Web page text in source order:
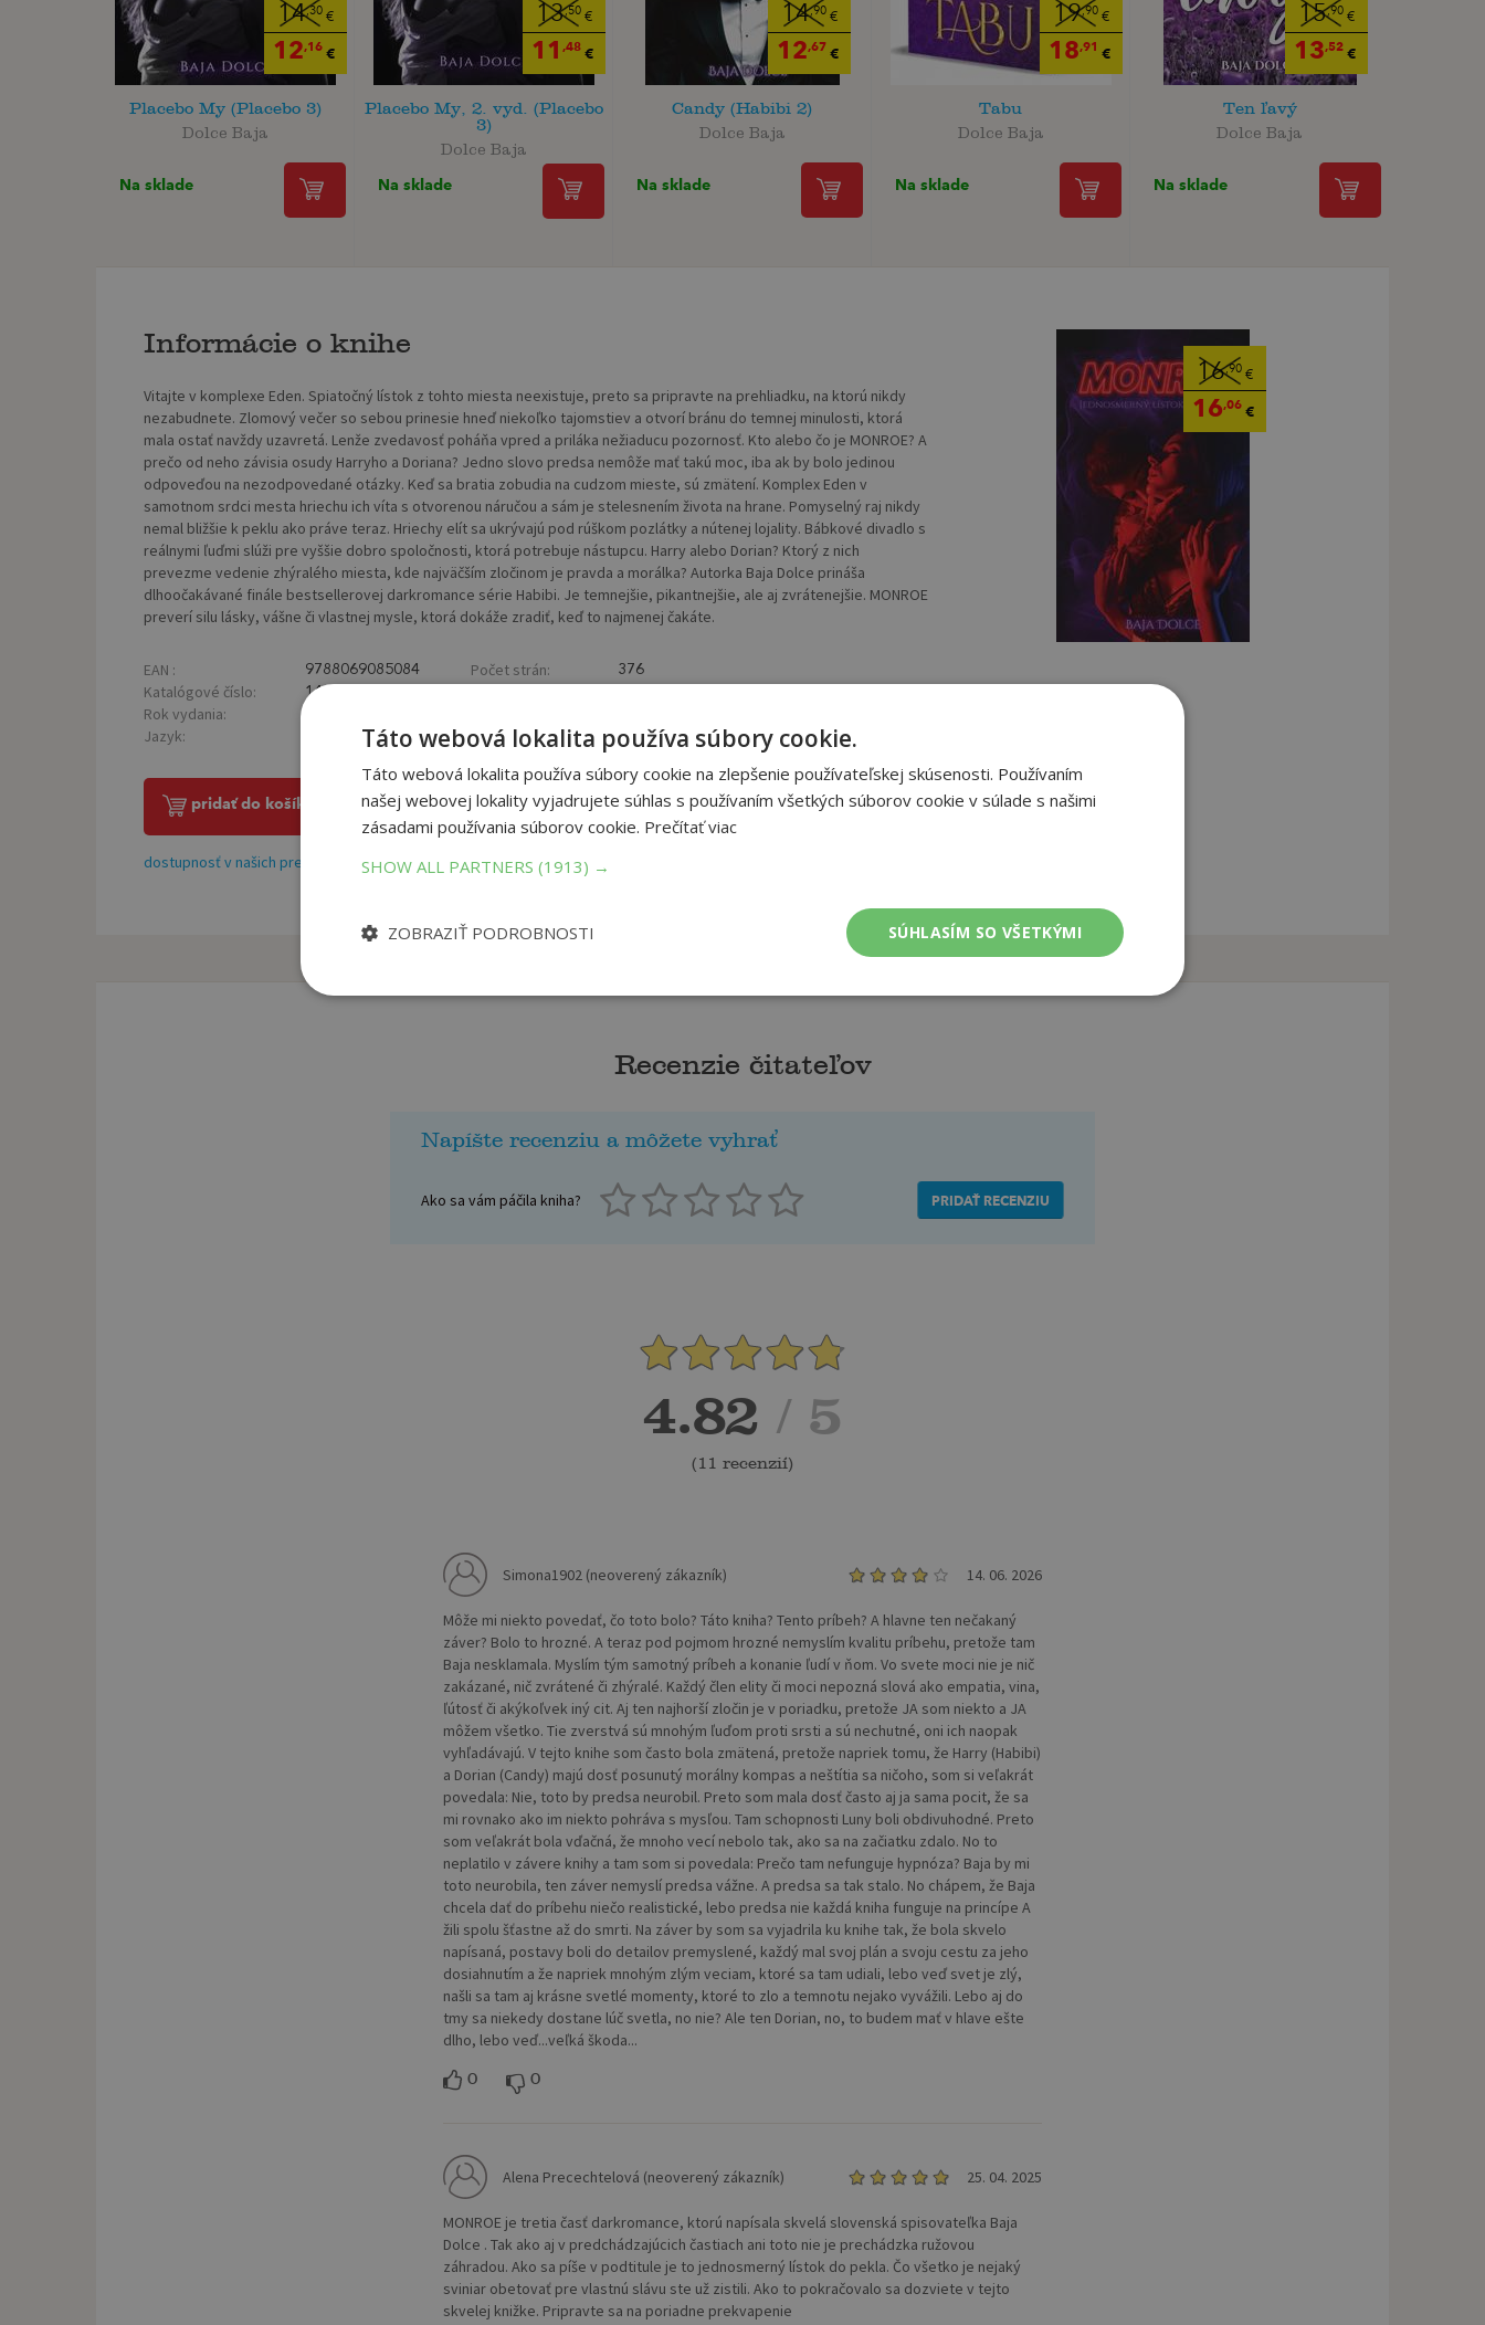
14,30 €
12,16 €
Placebo My (Placebo 3)
Dolce Baja
Na sklade
13,50 €
11 ,48 €
Placebo My, 2. vyd. (Placebo
3)
Dolce Baja
Na sklade
14,90 €
12,67 €
Candy (Habibi 2)
Dolce Baja
Na sklade
19,90 €
18,91 €
Tabu
Dolce Baja
Na sklade
15,90 €
13,52 €
Ten ľavý
Dolce Baja
Na sklade
Informácie o knihe
Vitajte v komplexe Eden. Spiatočný lístok z tohto miesta neexistuje, preto sa pripravte na prehliadku, na ktorú nikdy
nezabudnete. Zlomový večer so sebou prinesie hneď niekoľko tajomstiev a otvorí bránu do temnej minulosti, ktorá
mala ostať navždy uzavretá. Lenže zvedavosť poháňa vpred a priláka nežiaducu pozornosť. Kto alebo čo je MONROE? A
prečo od neho závisia osudy Harryho a Doriana? Jedno slovo predsa nemôže mať takú moc, iba ak by bolo jedinou
odpoveďou na nezodpovedané otázky. Keď sa bratia zobudia na cudzom mieste, sú zmätení. Komplex Eden v
samotnom srdci mesta hriechu ich víta s otvorenou náručou a sám je stelesnením života na hrane. Pomyselný raj nikdy
nemal bližšie k peklu ako práve teraz. Hriechy elít sa ukrývajú pod rúškom pozlátky a nútenej lojality. Bábkové divadlo s
reálnymi ľuďmi slúži pre vyššie dobro spoločnosti, ktorá potrebuje nástupcu. Harry alebo Dorian? Ktorý z nich
prevezme vedenie zhýralého miesta, kde najväčším zločinom je pravda a morálka? Autorka Baja Dolce prináša
dlhoočakávané finále bestsellerovej darkromance série Habibi. Je temnejšie, pikantnejšie, ale aj zvrátenejšie. MONROE
preverí silu lásky, vášne či vlastnej mysle, ktorá dokáže zradiť, keď to najmenej čakáte.
EAN : 9788069085084
Katalógové číslo: 1409465
Rok vydania:
Jazyk: slovenský
Počet strán: 376
pridať do košíka
dostupnosť v našich predajniach
16,90 €
16,06 €
Recenzie čitateľov
Napíšte recenziu a môžete vyhrať
Ako sa vám páčila kniha? PRIDAŤ RECENZIU
4.82 / 5
(11 recenzií)
Simona1902 (neoverený zákazník) 14. 06. 2026
Môže mi niekto povedať, čo toto bolo? Táto kniha? Tento príbeh? A hlavne ten nečakaný
záver? Bolo to hrozné. A teraz pod pojmom hrozné nemyslím kvalitu príbehu, pretože tam
Baja nesklamala. Myslím tým samotný príbeh a konanie ľudí v ňom. Vo svete moci nie je nič
zakázané, nič zvrátené či zhýralé. Každý člen elity či moci nepozná slová ako empatia, vina,
ľútosť či akýkoľvek iný cit. Aj ten najhorší zločin je v poriadku, pretože JA som niekto a JA
môžem všetko. Tie zverstvá sú mnohým ľuďom proti srsti a sú nechutné, oni ich naopak
vyhľadávajú. V tejto knihe som často bola zmätená, pretože napriek tomu, že Harry (Habibi)
a Dorian (Candy) majú dosť posunutý morálny kompas a neštítia sa ničoho, som si veľakrát
povedala: Nie, toto by predsa neurobil. Preto som mala dosť často aj ja sama pocit, že sa
mi rovnako ako im niekto pohráva s mysľou. Tam schopnosti Luny boli obdivuhodné. Preto
som veľakrát bola vďačná, že mnoho vecí nebolo tak, ako sa na začiatku zdalo. No to
neplatilo v závere knihy a tam som si povedala: Prečo tam nefunguje hypnóza? Baja by mi
toto neurobila, ten záver nemyslí predsa vážne. A predsa sa tak stalo. No chápem, že Baja
chcela dať do príbehu niečo realistické, lebo predsa nie každá kniha funguje na princípe A
žili spolu šťastne až do smrti. Na záver by som sa vyjadrila ku knihe tak, že bola skvelo
napísaná, postavy boli do detailov premyslené, každý mal svoj plán a svoju cestu za jeho
dosiahnutím a že napriek mnohým zlým veciam, ktoré sa tam udiali, lebo veď svet je zlý,
našli sa tam aj krásne svetlé momenty, ktoré to zlo a temnotu nejako vyvážili. Lebo aj do
tmy sa niekedy dostane lúč svetla, no nie? Ale ten Dorian, no, to budem mať v hlave ešte
dlho, lebo veď...veľká škoda...
0 0
Alena Precechtelová (neoverený zákazník) 25. 04. 2025
MONROE je tretia časť darkromance, ktorú napísala skvelá slovenská spisovateľka Baja
Dolce . Tak ako aj v predchádzajúcich častiach ani toto nie je prechádzka ružovou
záhradou. Ako sa píše v podtitule je to jednosmerný lístok do pekla. Čo všetko je nejaký
sviniar obetovať pre vlastnú slávu ste už zistili. Ako to pokračovalo sa dozviete v tejto
skvelej knižke. Pripravte sa na poriadne prekvapenie
Táto webová lokalita používa súbory cookie.
Táto webová lokalita používa súbory cookie na zlepšenie používateľskej skúsenosti. Používaním
našej webovej lokality vyjadrujete súhlas s používaním všetkých súborov cookie v súlade s našimi
zásadami používania súborov cookie. Prečítať viac
SHOW ALL PARTNERS (1913) →
SÚHLASÍM SO VŠETKÝMI
ZOBRAZIŤ PODROBNOSTI